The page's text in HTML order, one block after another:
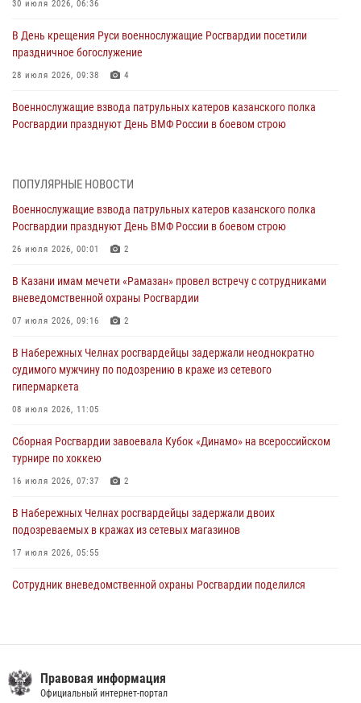
30 июля 2026, 06:36
В День крещения Руси военнослужащие Росгвардии посетили
праздничное богослужение
28 июля 2026, 09:38 4
Военнослужащие взвода патрульных катеров казанского полка
Росгвардии празднуют День ВМФ России в боевом строю
Татарстанские росгвардейцы завоевали «бронзу» в окружном этапе
24 июля 2026, 15:05
В казанском полку Росгвардии состоялся концерт певицы Кристины
В Нижнекамске сотрудники Росгвардии задержали подозреваемого
23 июля 2026, 06:47
В Казани Росгвардия приняла участие в обеспечении безопасности
крестного хода и освящения храма
ПОПУЛЯРНЫЕ НОВОСТИ
Военнослужащие взвода патрульных катеров казанского полка
Росгвардии празднуют День ВМФ России в боевом строю
26 июля 2026, 00:01 2
В Казани имам мечети «Рамазан» провел встречу с сотрудниками
вневедомственной охраны Росгвардии
07 июля 2026, 09:16 2
В Набережных Челнах росгвардейцы задержали неоднократно
судимого мужчину по подозрению в краже из сетевого
гипермаркета
08 июля 2026, 11:05
Сборная Росгвардии завоевала Кубок «Динамо» на всероссийском
турнире по хоккею
16 июля 2026, 07:37 2
В Набережных Челнах росгвардейцы задержали двоих
подозреваемых в кражах из сетевых магазинов
17 июля 2026, 05:55
Сотрудник вневедомственной охраны Росгвардии поделился
Соколовской
23 июля 2026, 10:22 2
Правовая информация
Официальный интернет-портал